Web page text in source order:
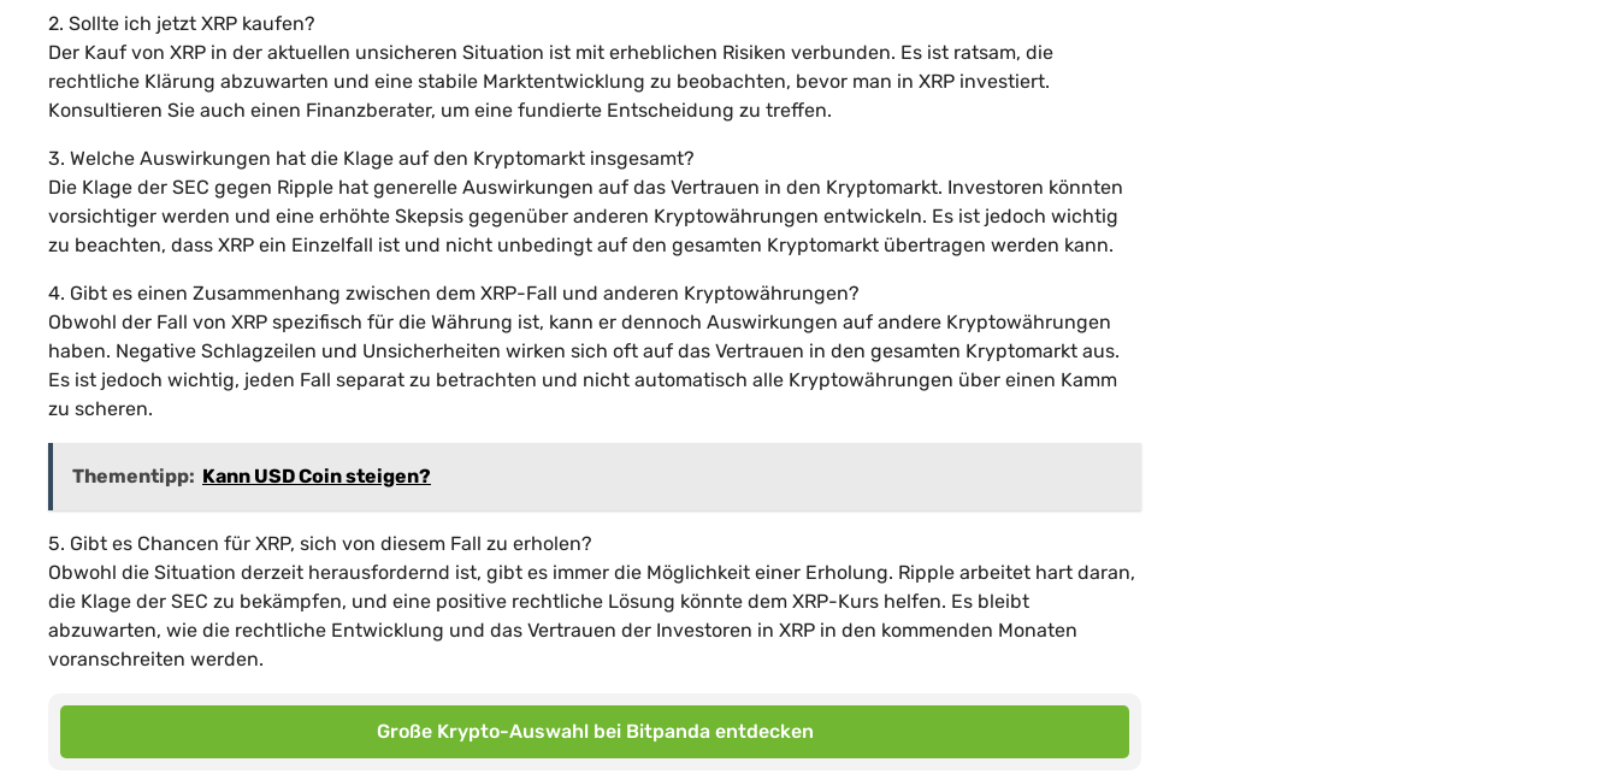
2. Sollte ich jetzt XRP kaufen?
Der Kauf von XRP in der aktuellen unsicheren Situation ist mit erheblichen Risiken verbunden. Es ist ratsam, die
rechtliche Klärung abzuwarten und eine stabile Marktentwicklung zu beobachten, bevor man in XRP investiert.
Konsultieren Sie auch einen Finanzberater, um eine fundierte Entscheidung zu treffen.
3. Welche Auswirkungen hat die Klage auf den Kryptomarkt insgesamt?
Die Klage der SEC gegen Ripple hat generelle Auswirkungen auf das Vertrauen in den Kryptomarkt. Investoren könnten
vorsichtiger werden und eine erhöhte Skepsis gegenüber anderen Kryptowährungen entwickeln. Es ist jedoch wichtig
zu beachten, dass XRP ein Einzelfall ist und nicht unbedingt auf den gesamten Kryptomarkt übertragen werden kann.
4. Gibt es einen Zusammenhang zwischen dem XRP-Fall und anderen Kryptowährungen?
Obwohl der Fall von XRP spezifisch für die Währung ist, kann er dennoch Auswirkungen auf andere Kryptowährungen
haben. Negative Schlagzeilen und Unsicherheiten wirken sich oft auf das Vertrauen in den gesamten Kryptomarkt aus.
Es ist jedoch wichtig, jeden Fall separat zu betrachten und nicht automatisch alle Kryptowährungen über einen Kamm
zu scheren.
Thementipp: Kann USD Coin steigen?
5. Gibt es Chancen für XRP, sich von diesem Fall zu erholen?
Obwohl die Situation derzeit herausfordernd ist, gibt es immer die Möglichkeit einer Erholung. Ripple arbeitet hart daran,
die Klage der SEC zu bekämpfen, und eine positive rechtliche Lösung könnte dem XRP-Kurs helfen. Es bleibt
abzuwarten, wie die rechtliche Entwicklung und das Vertrauen der Investoren in XRP in den kommenden Monaten
voranschreiten werden.
Große Krypto-Auswahl bei Bitpanda entdecken